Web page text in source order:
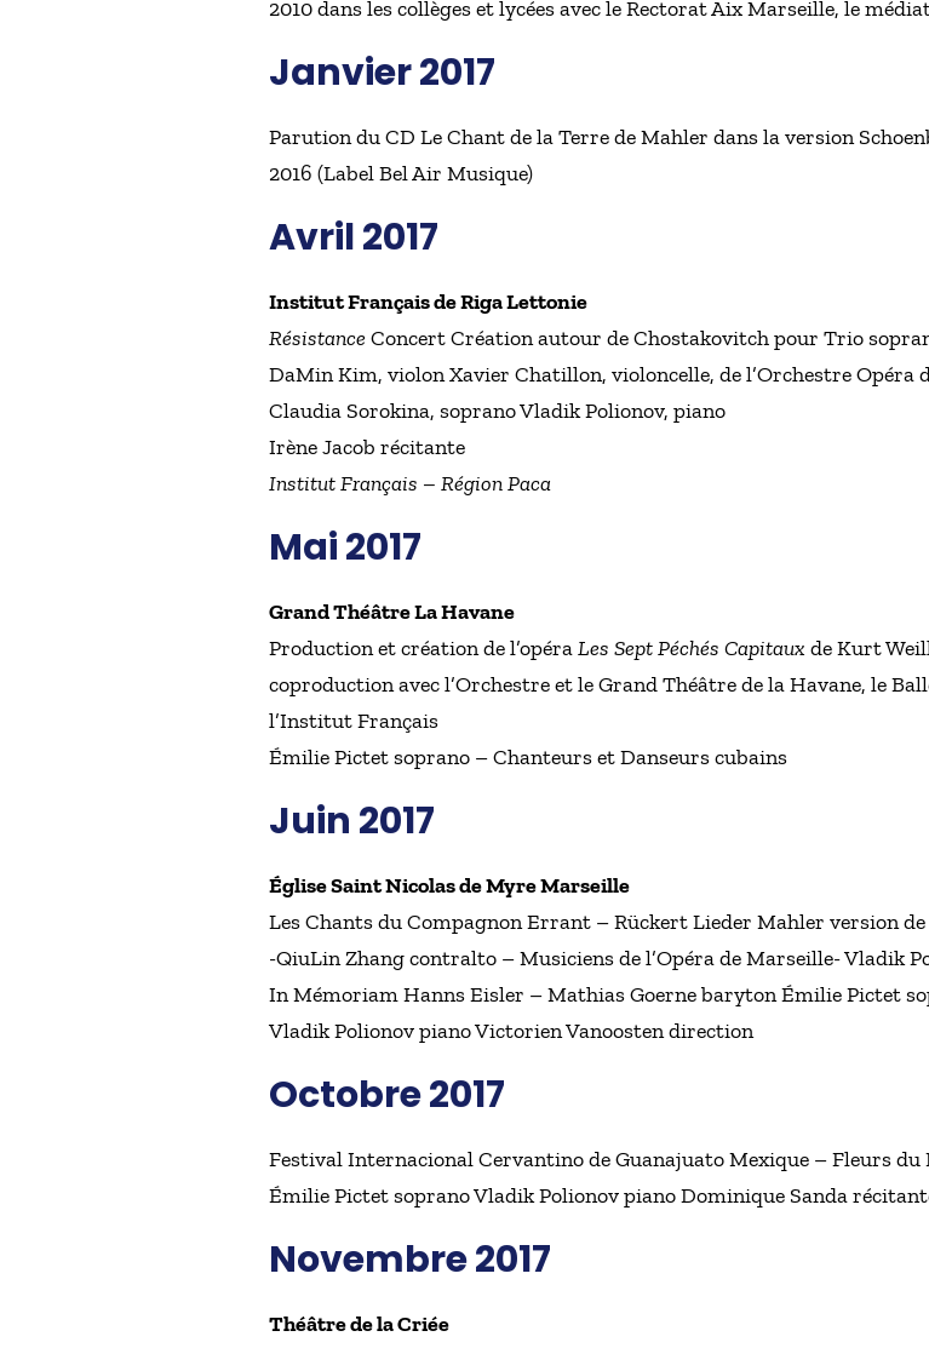
2010 dans les collèges et lycées avec le Rectorat Aix Marseille, le
Janvier 2017
Parution du CD Le Chant de la Terre de Mahler dans la version
2016 (Label Bel Air Musique)
Avril 2017
Institut Français de Riga Lettonie
Résistance Concert Création autour de Chostakovitch pour Trio
DaMin Kim, violon Xavier Chatillon, violoncelle, de l’Orchestre Opéra
Claudia Sorokina, soprano Vladik Polionov, piano
Irène Jacob récitante
Institut Français – Région Paca
Mai 2017
Grand Théâtre La Havane
Production et création de l’opéraLes Sept Péchés Capitaux de Kurt
coproduction avec l’Orchestre et le Grand Théâtre de la Havane, le
l’Institut Français
Émilie Pictet soprano – Chanteurs et Danseurs cubains
Juin 2017
Église Saint Nicolas de Myre Marseille
Les Chants du Compagnon Errant – Rückert Lieder Mahler version
-QiuLin Zhang contralto – Musiciens de l’Opéra de Marseille- Vladik
In Mémoriam Hanns Eisler – Mathias Goerne baryton Émilie Pictet
Vladik Polionov piano Victorien Vanoosten direction
Octobre 2017
Festival Internacional Cervantino de Guanajuato Mexique – Fleurs
Émilie Pictet soprano Vladik Polionov piano Dominique Sanda
Novembre 2017
Théâtre de la Criée